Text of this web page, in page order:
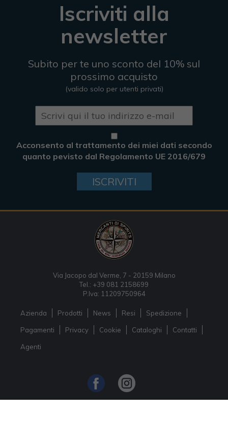
Iscriviti alla
newsletter
Subito per te uno sconto del 10% sul
prossimo acquisto
(valido solo per utenti privati)
Acconsento al trattamento dei miei dati secondo
quanto pevisto dal Regolamento UE 2016/679
ISCRIVITI
Via Jacopo dal Verme, 7 - 20159 Milano
Tel.: +39 081 2158699
P.Iva: 11209750964
Azienda Prodotti News Resi Spedizione
Pagamenti Privacy Cookie Cataloghi Contatti
Agenti